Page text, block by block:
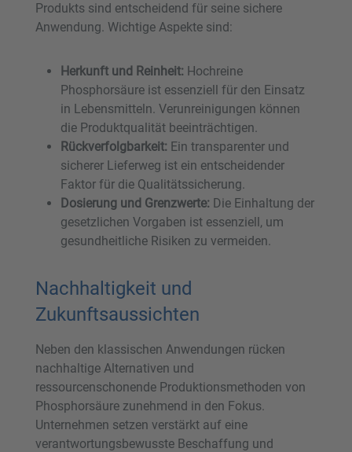
Produkts sind entscheidend für seine sichere
Anwendung. Wichtige Aspekte sind:
Herkunft und Reinheit: Hochreine
Phosphorsäure ist essenziell für den Einsatz
in Lebensmitteln. Verunreinigungen können
die Produktqualität beeinträchtigen.
Rückverfolgbarkeit: Ein transparenter und
sicherer Lieferweg ist ein entscheidender
Faktor für die Qualitätssicherung.
Dosierung und Grenzwerte: Die Einhaltung der
gesetzlichen Vorgaben ist essenziell, um
gesundheitliche Risiken zu vermeiden.
Nachhaltigkeit und
Zukunftsaussichten
Neben den klassischen Anwendungen rücken
nachhaltige Alternativen und
ressourcenschonende Produktionsmethoden von
Phosphorsäure zunehmend in den Fokus.
Unternehmen setzen verstärkt auf eine
verantwortungsbewusste Beschaffung und